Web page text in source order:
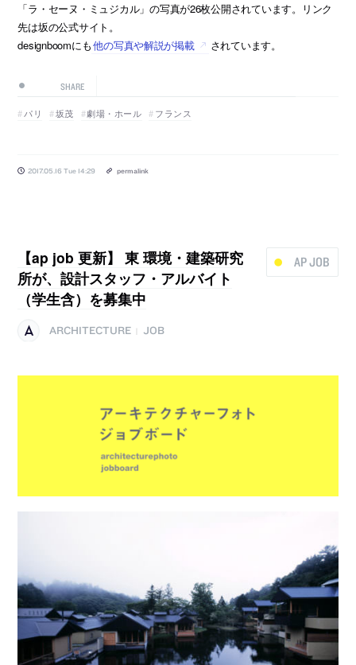
「ラ・セーヌ・ミュジカル」の写真が26枚公開されています。リンク
先は坂の公式サイト。
designboomにも他の写真や解説が掲載 されています。
SHARE
パリ 坂茂 劇場・ホール フランス
2017.05.16 Tue 14:29 permalink
AP JOB
【ap job 更新】 東 環境・建築研究
所が、設計スタッフ・アルバイト
（学生含）を募集中
ARCHITECTURE JOB